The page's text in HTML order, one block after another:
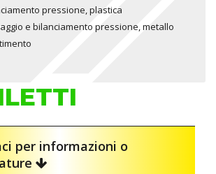
pressione, plastica
e bilanciamento pressione, metallo
per informazioni o